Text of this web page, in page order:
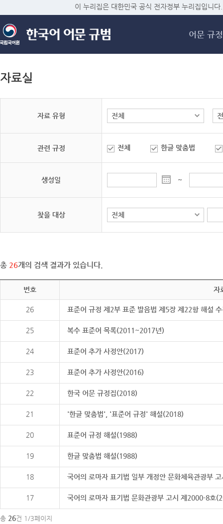
메
이 누리집은 대한민국 공식 전자정부 누리집입니다.
어문 규정
자료실
자료 유형
관련 규정 전체 한글 맞춤법
생성일 ~
찾을 대상
총 26개의 검색 결과가 있습니다.
번호 자
26 표준어 규정 제2부 표준 발음법 제5장 제22항 해설
25 복수 표준어 목록(2011~2017년)
24 표준어 추가 사정안(2017)
23 표준어 추가 사정안(2016)
22 한국 어문 규정집(2018)
21 '한글 맞춤법', '표준어 규정' 해설(2018)
20 표준어 규정 해설(1988)
19 한글 맞춤법 해설(1988)
18 국어의 로마자 표기법 일부 개정안 문화체육관광부
17 국어의 로마자 표기법 문화관광부 고시 제2000-8호
총 26건 1/3페이지